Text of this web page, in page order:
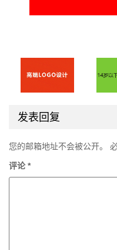
发表回复
您的邮箱地址不会被公开。
评论*